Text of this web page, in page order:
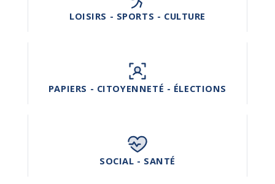
LOISIRS - SPORTS - CULTURE
PAPIERS - CITOYENNETÉ - ÉLECTIONS
SOCIAL - SANTÉ